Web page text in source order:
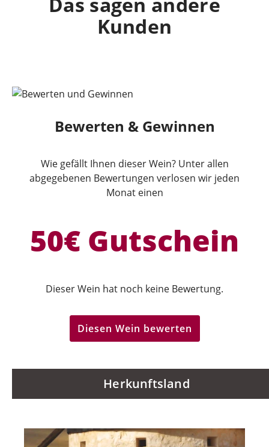
Kunden
Bewerten & Gewinnen
Wie gefällt Ihnen dieser Wein? Unter allen
abgegebenen Bewertungen verlosen wir jeden
Monat einen
50€ Gutschein
Dieser Wein hat noch keine Bewertung.
Diesen Wein bewerten
Herkunftsland